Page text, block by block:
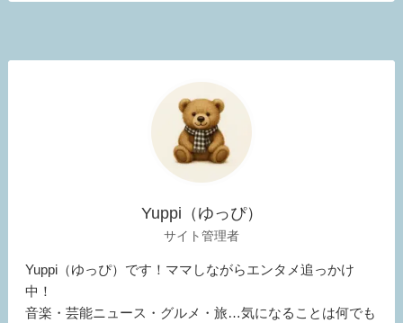
Yuppi（ゆっぴ）
サイト管理者
Yuppi（ゆっぴ）です！ママしながらエンタメ追っかけ
中！
音楽・芸能ニュース・グルメ・旅…気になることは何でも